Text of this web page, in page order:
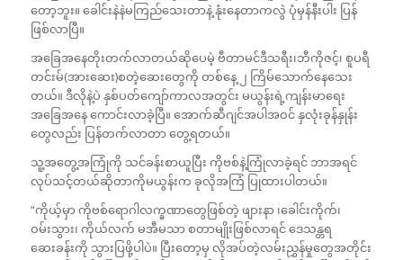
တော့ဘူး။ ခေါင်းနဲနဲမကြည်သေးတာနဲ့ နုံးနေတာကလွဲ ပုံမှန်နီးပါး ပြန်
ဖြစ်လာပြီ။
အခြေအနေတိုးတက်လာတယ်ဆိုပေမဲ့ ဗီတာမင်ဒီသရီး၊ဘီကိုဇင့်၊ စူပရီ
တင်းမ်(အားဆေး)စတဲ့ဆေးတွေကို တစ်နေ့ ၂ ကြိမ်သောက်နေသေး
တယ်။ ဒီလိုနဲ့ပဲ နှစ်ပတ်ကျော်ကာလအတွင်း မယွန်းရဲ့ကျန်းမာရေး
အခြေအနေ ကောင်းလာခဲ့ပြီ။ အောက်ဆီဂျင်အပါအဝင် နှလုံးခုန်နှုန်း
တွေလည်း ပြန်တက်လာတာ တွေ့ရတယ်။
သူ့အတွေ့အကြုံကို သင်ခန်းစာယူပြီး ကိုဗစ်နဲ့ကြုံလာခဲ့ရင် ဘာအရင်
လုပ်သင့်တယ်ဆိုတာကိုမယွန်းက ခုလိုအကြံ ပြုထားပါတယ်။
“ကိုယ့်မှာ ကိုဗစ်ရောဂါလက္ခဏာတွေဖြစ်တဲ့ ဖျားနာ ၊ခေါင်းကိုက်၊
ဝမ်းသွား၊ ကိုယ်လက် မအီမသာ စတာမျိုးဖြစ်လာရင် ဒေသန္တရ
ဆေးခန်းကို သွားပြဖို့ပါပဲ။ ပြီးတော့မှ လိုအပ်တဲ့လမ်းညွှန်မှုတွေအတိုင်း